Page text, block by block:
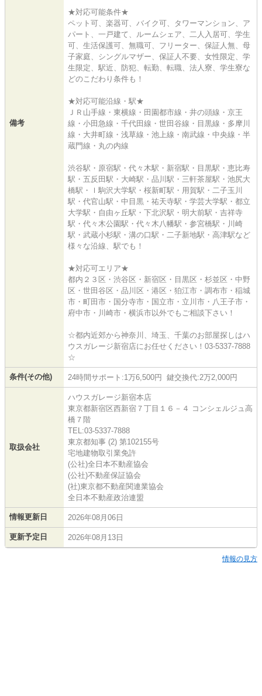
備考
★対応可能条件★
ペット可、楽器可、バイク可、タワーマンション、ア
パート、一戸建て、ルームシェア、二人入居可、学生
可、生活保護可、無職可、フリーター、保証人無、母
子家庭、シングルマザー、保証人不要、女性限定、学
生限定、駅近、防犯、転勤、転職、法人寮、学生寮な
どのこだわり条件も！
★対応可能沿線・駅★
ＪＲ山手線・東横線・田園都市線・井の頭線・京王
線・小田急線・千代田線・世田谷線・目黒線・多摩川
線・大井町線・浅草線・池上線・南武線・中央線・半
蔵門線・丸の内線
渋谷駅・原宿駅・代々木駅・新宿駅・目黒駅・恵比寿
駅・五反田駅・大崎駅・品川駅・三軒茶屋駅・池尻大
橋駅・ｌ駒沢大学駅・桜新町駅・用賀駅・二子玉川
駅・代官山駅・中目黒・祐天寺駅・学芸大学駅・都立
大学駅・自由ヶ丘駅・下北沢駅・明大前駅・吉祥寺
駅・代々木公園駅・代々木八幡駅・参宮橋駅・川崎
駅・武蔵小杉駅・溝の口駅・二子新地駅・高津駅など
様々な沿線、駅でも！
★対応可エリア★
都内２３区・渋谷区・新宿区・目黒区・杉並区・中野
区・世田谷区・品川区・港区・狛江市・調布市・稲城
市・町田市・国分寺市・国立市・立川市・八王子市・
府中市・川崎市・横浜市以外でもご相談下さい！
☆都内近郊から神奈川、埼玉、千葉のお部屋探しはハ
ウスガレージ新宿店にお任せください！03-5337-7888
☆
条件(その他) 24時間サポート:1万6,500円 鍵交換代:2万2,000円
取扱会社
ハウスガレージ新宿本店
東京都新宿区西新宿７丁目１６－４ コンシェルジュ高
橋７階
TEL:03-5337-7888
東京都知事 (2) 第102155号
宅地建物取引業免許
(公社)全日本不動産協会
(公社)不動産保証協会
(社)東京都不動産関連業協会
全日本不動産政治連盟
情報更新日 2026年08月06日
更新予定日 2026年08月13日
情報の見方